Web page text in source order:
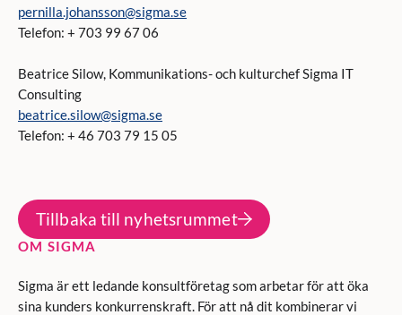
pernilla.johansson@sigma.se
Telefon: + 703 99 67 06
Beatrice Silow, Kommunikations- och kulturchef Sigma IT
Consulting
beatrice.silow@sigma.se
Telefon: + 46 703 79 15 05
Tillbaka till nyhetsrummet
OM SIGMA
Sigma är ett ledande konsultföretag som arbetar för att öka
sina kunders konkurrenskraft. För att nå dit kombinerar vi